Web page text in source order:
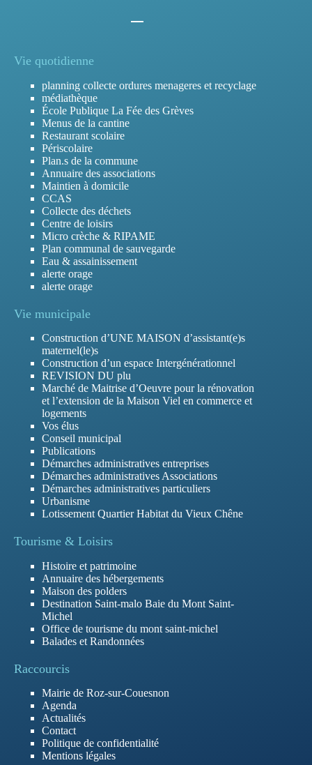
Vie quotidienne
planning collecte ordures menageres et recyclage
médiathèque
École Publique La Fée des Grèves
Menus de la cantine
Restaurant scolaire
Périscolaire
Plan.s de la commune
Annuaire des associations
Maintien à domicile
CCAS
Collecte des déchets
Centre de loisirs
Micro crèche & RIPAME
Plan communal de sauvegarde
Eau & assainissement
alerte orage
alerte orage
Vie municipale
Construction d’UNE MAISON d’assistant(e)s
maternel(le)s
Construction d’un espace Intergénérationnel
REVISION DU plu
Marché de Maitrise d’Oeuvre pour la rénovation
et l’extension de la Maison Viel en commerce et
logements
Vos élus
Conseil municipal
Publications
Démarches administratives entreprises
Démarches administratives Associations
Démarches administratives particuliers
Urbanisme
Lotissement Quartier Habitat du Vieux Chêne
Tourisme & Loisirs
Histoire et patrimoine
Annuaire des hébergements
Maison des polders
Destination Saint-malo Baie du Mont Saint-
Michel
Office de tourisme du mont saint-michel
Balades et Randonnées
Raccourcis
Mairie de Roz-sur-Couesnon
Agenda
Actualités
Contact
Politique de confidentialité
Mentions légales